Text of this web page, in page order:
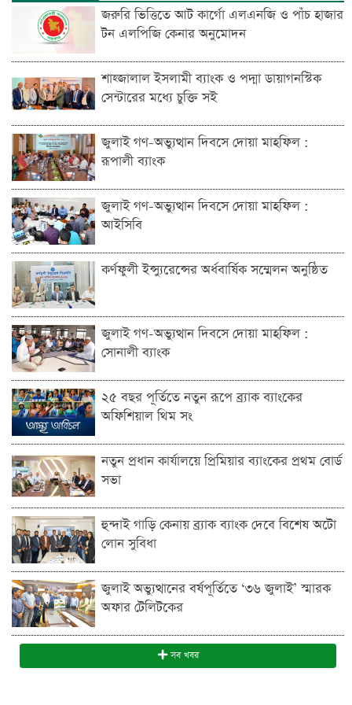
জরুরি ভিত্তিতে আট কার্গো এলএনজি ও পাঁচ হাজার
টন এলপিজি কেনার অনুমোদন
শাহ্জালাল ইসলামী ব্যাংক ও পদ্মা ডায়াগনস্টিক
সেন্টারের মধ্যে চুক্তি সই
জুলাই গণ-অভ্যুত্থান দিবসে দোয়া মাহফিল :
রূপালী ব্যাংক
জুলাই গণ-অভ্যুত্থান দিবসে দোয়া মাহফিল :
আইসিবি
কর্ণফুলী ইন্স্যুরেন্সের অর্ধবার্ষিক সম্মেলন অনুষ্ঠিত
জুলাই গণ-অভ্যুত্থান দিবসে দোয়া মাহফিল :
সোনালী ব্যাংক
২৫ বছর পূর্তিতে নতুন রূপে ব্র্যাক ব্যাংকের
অফিশিয়াল থিম সং
নতুন প্রধান কার্যালয়ে প্রিমিয়ার ব্যাংকের প্রথম বোর্ড
সভা
হুন্দাই গাড়ি কেনায় ব্র্যাক ব্যাংক দেবে বিশেষ অটো
লোন সুবিধা
জুলাই অভ্যুত্থানের বর্ষপূর্তিতে ‘৩৬ জুলাই’ স্মারক
অফার টেলিটকের
সব খবর